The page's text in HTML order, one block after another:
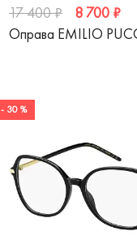
17 400 ₽
8 700 ₽
Оправа EMILIO
- 30 %